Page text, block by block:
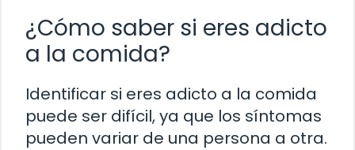
¿Cómo saber si eres adicto
a la comida?
Identificar si eres adicto a la comida
puede ser difícil, ya que los síntomas
pueden variar de una persona a otra.